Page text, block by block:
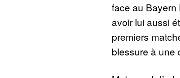
face au Bayern
avoir lui aussi
premiers
blessure à une